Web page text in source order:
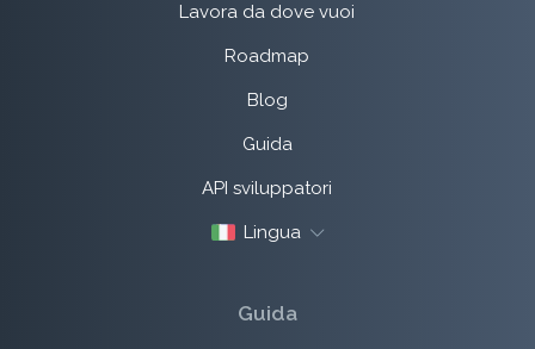
Lavora da dove vuoi
Roadmap
Blog
Guida
API sviluppatori
Lingua
Guida